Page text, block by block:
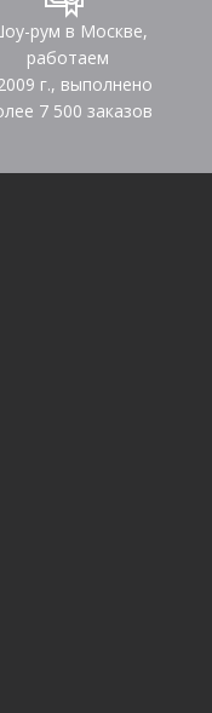
рум в Москве,
работаем
г., выполнено
7 500 заказов